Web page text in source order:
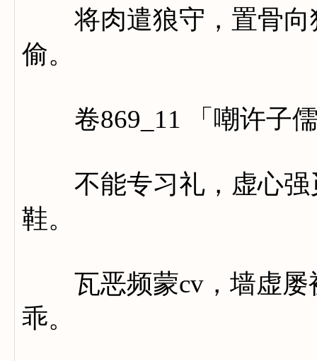
将肉遣狼守，置骨向
偷。
卷869_11 「嘲许子
不能专习礼，虚心强
鞋。
瓦恶频蒙cv，墙虚屡
乖。